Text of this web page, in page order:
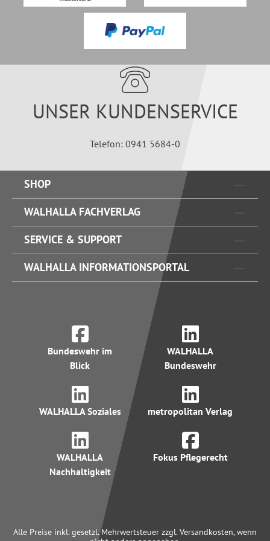
UNSER KUNDENSERVICE
Telefon: 0941 5684-0
SHOP
WALHALLA FACHVERLAG
SERVICE & SUPPORT
WALHALLA INFORMATIONSPORTAL
Bundeswehr im
Blick
WALHALLA
Bundeswehr
WALHALLA Soziales metropolitan Verlag
WALHALLA
Nachhaltigkeit
Fokus Pflegerecht
Alle Preise inkl. gesetzl. Mehrwertsteuer zzgl. Versandkosten, wenn